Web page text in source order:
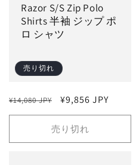
Razor S/S Zip Polo
Shirts 半袖 ジップ ポ
ロ シャツ
売り切れ
通
常
格
¥14,080 JPY
セ
ー
ル
価
¥9,856 JPY
売り切れ